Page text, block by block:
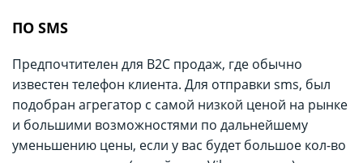
ПО SMS
Предпочтителен для B2C продаж, где обычно
известен телефон клиента. Для отправки sms, был
подобран агрегатор с самой низкой ценой на рынке
и большими возможностями по дальнейшему
уменьшению цены, если у вас будет большое кол-во